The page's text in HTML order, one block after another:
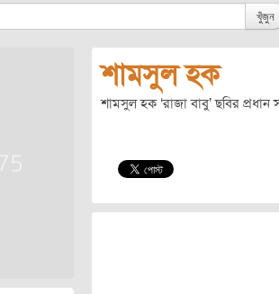
খুঁজুন
শামসুল হক
শামসুল হক ‘রাজা বাবু’ ছবির প্রধান